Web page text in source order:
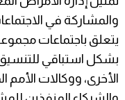
والمشاركة في
يتعلق باجتماعات
بشكل استباقي للتنسيق
الأخرى، ووكالات